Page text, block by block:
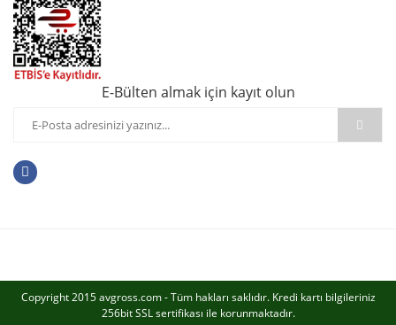
E-Bülten almak için kayıt olun
Copyright 2015 avgross.com - Tüm hakları saklıdır. Kredi kartı bilgileriniz
256bit SSL sertifikası ile korunmaktadır.